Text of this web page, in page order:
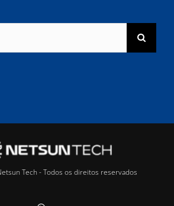
Tech - Todos os direitos reservados